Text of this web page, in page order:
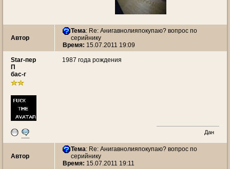
Автор
Тема: Re: Анигавнолияпокупаю? вопрос по
серийнику
Время: 15.07.2011 19:09
Star-пер
П
бас-г
1987 года рождения
Дан
Автор
Тема: Re: Анигавнолияпокупаю? вопрос по
серийнику
Время: 15.07.2011 19:11